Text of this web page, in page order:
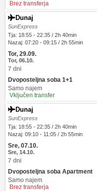
Brez transferja
Dunaj
SunExpress
Tja: 18:55 - 22:35 / 2h 40min
Nazaj: 07:20 - 09:15 / 2h 55min
Tor, 29.09.
Tor, 06.10.
7 dni
Dvoposteljna soba 1+1
Samo najem
Vključen transfer
Dunaj
SunExpress
Tja: 18:55 - 22:35 / 2h 40min
Nazaj: 09:10 - 11:05 / 2h 55min
Sre, 07.10.
Sre, 14.10.
7 dni
Dvoposteljna soba Apartment
Samo najem
Brez transferja